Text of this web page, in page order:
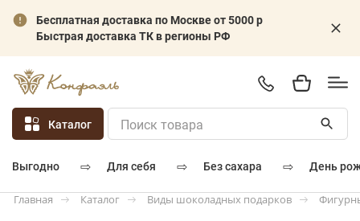
Бесплатная доставка по Москве от 5000 р
Быстрая доставка ТК в регионы РФ
Каталог
выгодно ⇨ для себя ⇨ без сахара ⇨ день
Главная Каталог Виды шоколадных подарков